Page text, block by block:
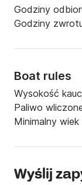
Godziny
Godziny
Boat rules
Wysokość
Paliwo
Minimalny wiek
Wyślij